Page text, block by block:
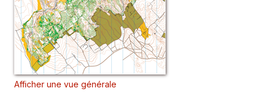
Afficher une vue générale